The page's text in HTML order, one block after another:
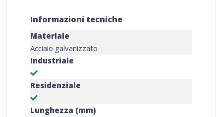
Informazioni tecniche
Materiale
Acciaio galvanizzato
Industriale
Residenziale
Lunghezza (mm)